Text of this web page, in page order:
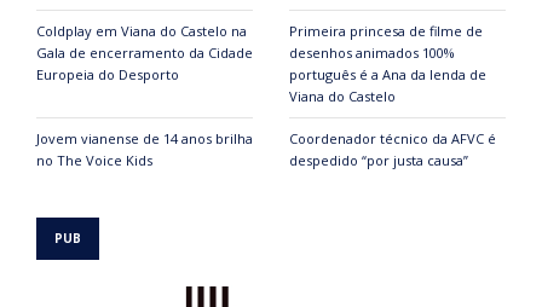
Coldplay em Viana do Castelo na
Gala de encerramento da Cidade
Europeia do Desporto
Primeira princesa de filme de
desenhos animados 100%
português é a Ana da lenda de
Viana do Castelo
Jovem vianense de 14 anos brilha
no The Voice Kids
Coordenador técnico da AFVC é
despedido “por justa causa”